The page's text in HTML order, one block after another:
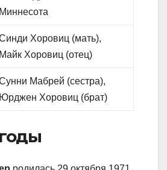
Миннесота
Хоровиц (мать),
Майк Хоровиц (отец)
Мабрей (сестра),
Юрджен Хоровиц (брат)